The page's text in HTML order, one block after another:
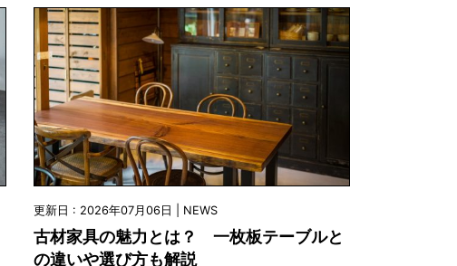
更新日 : 2026年07月06日 | NEWS
古材家具の魅力とは？ 一枚板テーブルと
の違いや選び方も解説